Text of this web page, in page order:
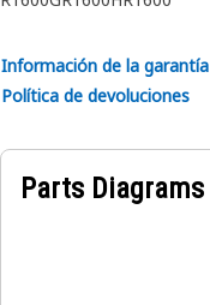
Información de la garantía
Política de devoluciones
Parts Diagrams